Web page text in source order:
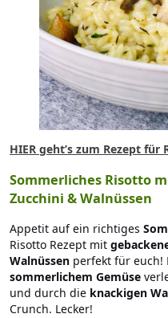
HIER geht’s zum Rezept
Sommerliches Risotto
Zucchini & Walnüssen
Appetit auf ein richtiges
Risotto Rezept mit
Walnüssen perfekt für euch!
sommerlichem Gemüse
und durch die knackigen
Crunch. Lecker!